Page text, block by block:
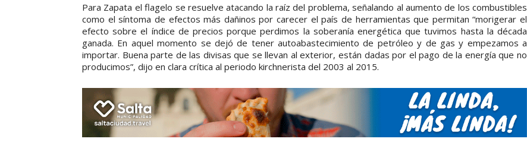
Para Zapata el flagelo se resuelve atacando la raíz del problema, señalando al aumento de los combustibles
como el síntoma de efectos más dañinos por carecer el país de herramientas que permitan “morigerar el
efecto sobre el índice de precios porque perdimos la soberanía energética que tuvimos hasta la década
ganada. En aquel momento se dejó de tener autoabastecimiento de petróleo y de gas y empezamos a
importar. Buena parte de las divisas que se llevan al exterior, están dadas por el pago de la energía que no
producimos”, dijo en clara crítica al periodo kirchnerista del 2003 al 2015.